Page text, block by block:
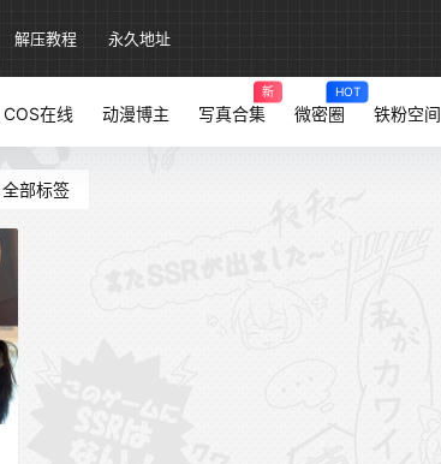
解压教程 永久地址
COS在线 动漫博主 写真合集
新
微密圈
HOT
铁粉空间
全部标签